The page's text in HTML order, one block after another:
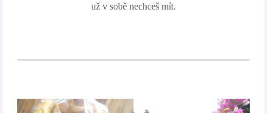
už v sobě nechceš mít.